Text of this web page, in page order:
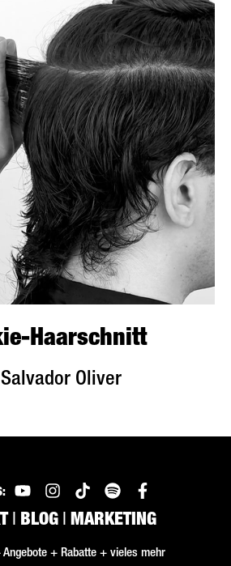
Haarschnitt
Oliver
| BLOG| MARKETING
Angebote + Rabatte + vieles mehr